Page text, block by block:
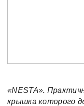
«NESTA».
крышка которого